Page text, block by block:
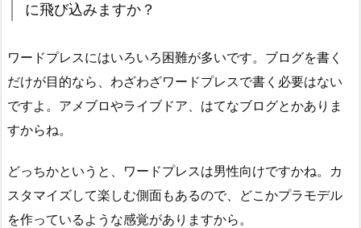
に飛び込みますか？
ワードプレスにはいろいろ困難が多いです。ブログを書く
だけが目的なら、わざわざワードプレスで書く必要はない
ですよ。アメブロやライブドア、はてなブログとかありま
すからね。
どっちかというと、ワードプレスは男性向けですかね。カ
スタマイズして楽しむ側面もあるので、どこかプラモデル
を作っているような感覚がありますから。